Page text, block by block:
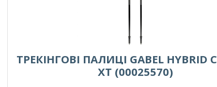
ТРЕКІНГОВІ ПАЛИЦІ GABEL HYBRID
XT (00025570)